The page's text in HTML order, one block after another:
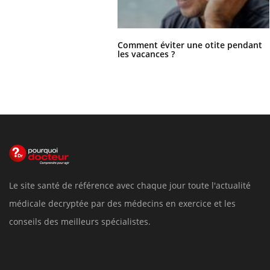
Comment éviter une otite pendant
les vacances ?
Le site santé de référence avec chaque jour toute l'actualité
médicale decryptée par des médecins en exercice et les
conseils des meilleurs spécialistes.